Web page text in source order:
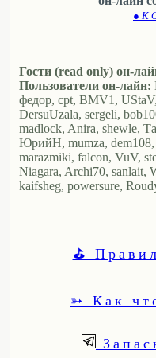
● К
Гости (read only) он-
Пользователи он-лайн:
федор, cpt, BMV1,
DersuUzala, sergeli,
madlock, Anira, shewle,
ЮрийН, mumza, dem108,
marazmiki, falcon, VuV,
Niagara, Archi70, sanlait,
kaifsheg, powersure,
⛳
➳ Как